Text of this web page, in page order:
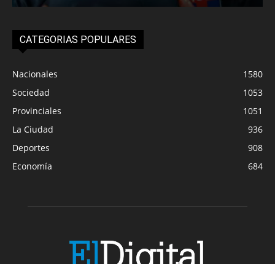
CATEGORIAS POPULARES
Nacionales
1580
Sociedad
1053
Provinciales
1051
La Ciudad
936
Deportes
908
Economía
684